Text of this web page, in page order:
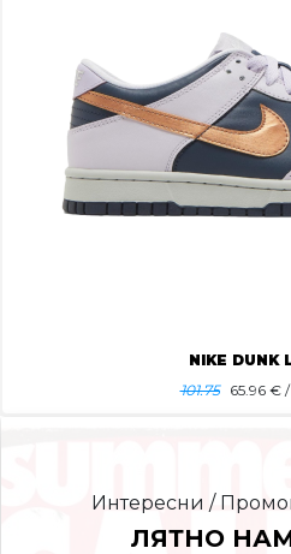
NIKE DUNK
101.75
65.96€ /
Интересни /
ЛЯТНО